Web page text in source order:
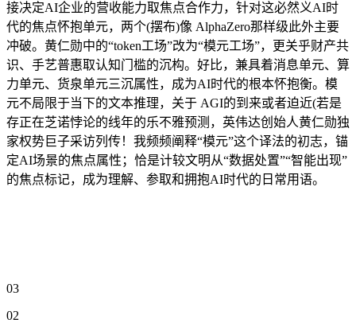
接决定AI企业的营收能力取焦点合作力，针对这必然义AI时
代的焦点怀抱单元，两个(摆布)像 AlphaZero那样级此外主要
冲破。黄仁勋中的“token工场”改为“模元工场”，更关乎财产共
识、手艺普惠取认知门槛的沉构。好比，兼具着消息单元、算
力单元、货泉单元三沉属性，成为AI时代的根本怀抱衡。模
元不局限于当下的文本推理，关于 AGI的到来或者迫近(若是
存正在芝诺悖论的线年的乐不雅预测，英伟达创始人黄仁勋独
家权势巨子采访列传！我频频阐释“模元”这个译法的初志，锚
定AI场景的焦点属性；恰是计较文明从“数据处置”“智能出现”
的焦点标记，成为理解、参取和拥抱AI时代的日常用语。
03
02